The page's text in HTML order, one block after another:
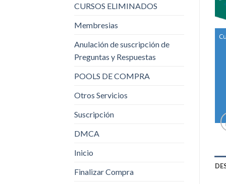
CURSOS ELIMINADOS
Membresias
Anulación de suscripción de
Preguntas y Respuestas
POOLS DE COMPRA
Otros Servicios
Suscripción
DMCA
Inicio
Finalizar Compra